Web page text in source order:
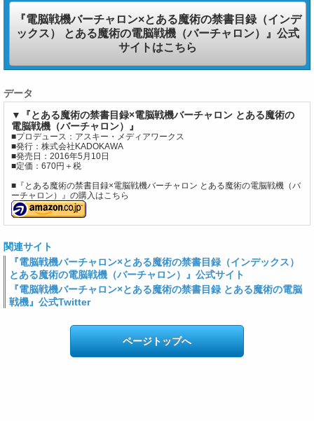
『電脳戦機バーチャロン×とある魔術の禁書目録（インデ
ックス） とある魔術の電脳戦機（バーチャロン）』公式
サイトはこちら
データ
▼『とある魔術の禁書目録×電脳戦機バーチャロン とある魔術の
電脳戦機（バーチャロン）』
■プロデュース：アスキー・メディアワークス
■発行：株式会社KADOKAWA
■発売日：2016年5月10日
■定価：670円＋税
■『とある魔術の禁書目録×電脳戦機バーチャロン とある魔術の電脳戦機（バ
ーチャロン）』の購入はこちら
関連サイト
『電脳戦機バーチャロン×とある魔術の禁書目録（インデックス）
とある魔術の電脳戦機（バーチャロン）』公式サイト
『電脳戦機バーチャロン×とある魔術の禁書目録 とある魔術の電脳
戦機』公式Twitter
ページトップへ